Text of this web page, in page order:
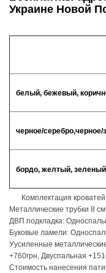
Украине Новой
белый, бежевый,
черное/
бордо, желтый,
Комплектация
Металлические трубки 8
ДВП подкладка:
Буковые ламели:
Уусиленные
+760грн, Двуспальная
Стоимость нанесения